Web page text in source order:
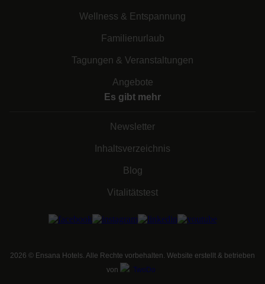
Wellness & Entspannung
Familienurlaub
Tagungen & Veranstaltungen
Angebote
Es gibt mehr
Newsletter
Inhaltsverzeichnis
Blog
Vitalitätstest
2026 © Ensana Hotels. Alle Rechte vorbehalten. Website erstellt & betrieben
von